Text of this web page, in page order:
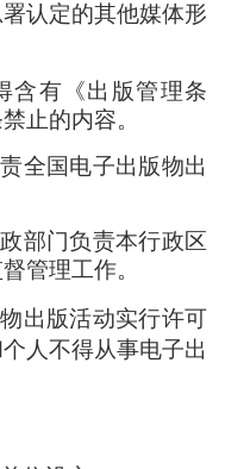
认定的其他媒体形
有《出版管理条
止的内容。
全国电子出版物出
部门负责本行政区
管理工作。
出版活动实行许可
人不得从事电子出